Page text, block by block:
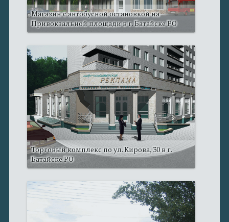
Магазин с автобусной остановкой на
Привокзальной площади в г. Батайске РО
Торговый комплекс по ул. Кирова, 30 в г.
Батайске РО